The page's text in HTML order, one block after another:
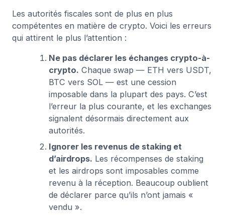
Les autorités fiscales sont de plus en plus
compétentes en matière de crypto. Voici les erreurs
qui attirent le plus l’attention :
Ne pas déclarer les échanges crypto-à-
crypto. Chaque swap — ETH vers USDT,
BTC vers SOL — est une cession
imposable dans la plupart des pays. C’est
l’erreur la plus courante, et les exchanges
signalent désormais directement aux
autorités.
Ignorer les revenus de staking et
d’airdrops. Les récompenses de staking
et les airdrops sont imposables comme
revenu à la réception. Beaucoup oublient
de déclarer parce qu’ils n’ont jamais «
vendu ».